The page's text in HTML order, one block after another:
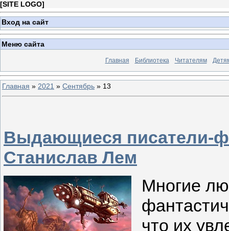
[SITE LOGO]
Вход на сайт
Меню сайта
Главная Библиотека Читателям
Главная » 2021 » Сентябрь » 13
Выдающиеся писатели-
Станислав Лем
Многие
что их